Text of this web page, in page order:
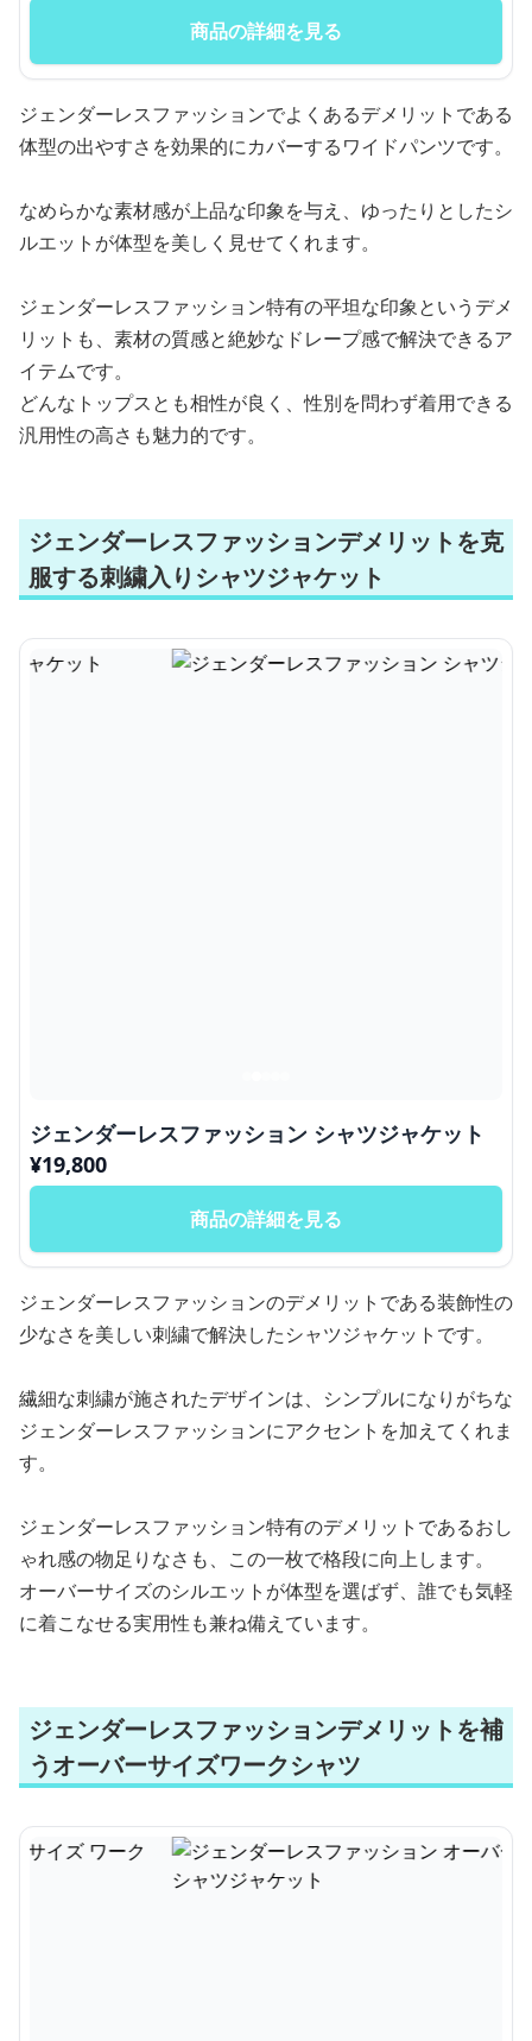
商品の詳細を見る
ジェンダーレスファッションでよくあるデメリットである
体型の出やすさを効果的にカバーするワイドパンツです。
なめらかな素材感が上品な印象を与え、ゆったりとしたシ
ルエットが体型を美しく見せてくれます。
ジェンダーレスファッション特有の平坦な印象というデメ
リットも、素材の質感と絶妙なドレープ感で解決できるア
イテムです。
どんなトップスとも相性が良く、性別を問わず着用できる
汎用性の高さも魅力的です。
ジェンダーレスファッションデメリットを克
服する刺繍入りシャツジャケット
ジェンダーレスファッション シャツジャケット
¥19,800
商品の詳細を見る
ジェンダーレスファッションのデメリットである装飾性の
少なさを美しい刺繍で解決したシャツジャケットです。
繊細な刺繍が施されたデザインは、シンプルになりがちな
ジェンダーレスファッションにアクセントを加えてくれま
す。
ジェンダーレスファッション特有のデメリットであるおし
ゃれ感の物足りなさも、この一枚で格段に向上します。
オーバーサイズのシルエットが体型を選ばず、誰でも気軽
に着こなせる実用性も兼ね備えています。
ジェンダーレスファッションデメリットを補
うオーバーサイズワークシャツ